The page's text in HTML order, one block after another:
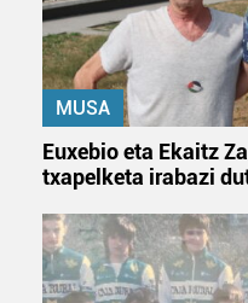
Webgune honek cookie
fitxategiak erabiltzen
zerbitzuak hobetzeko
baliatzen gara. Ohar
erabiltzeko baimen
irakurri
MUSA
Euxebio eta Ekaitz
txapelketa irabazi